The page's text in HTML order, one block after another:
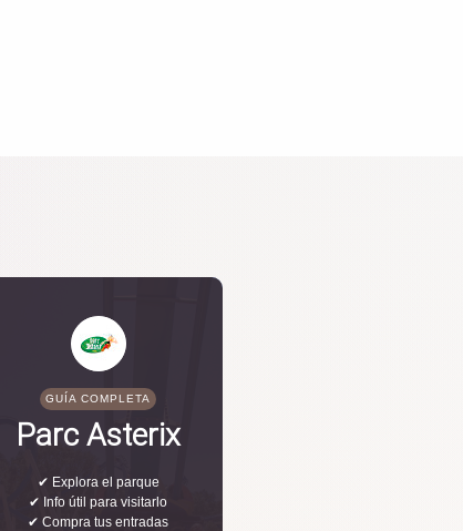
GUÍA COMPLETA
Parc Asterix
✔ Explora el parque
✔ Info útil para visitarlo
✔ Compra tus entradas